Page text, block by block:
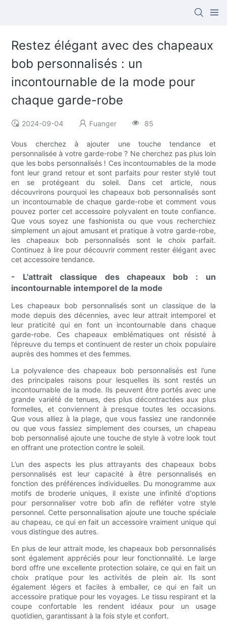
Restez élégant avec des chapeaux
bob personnalisés : un
incontournable de la mode pour
chaque garde-robe
2024-09-04 Fuanger 85
Vous cherchez à ajouter une touche tendance et
personnalisée à votre garde-robe ? Ne cherchez pas plus loin
que les bobs personnalisés ! Ces incontournables de la mode
font leur grand retour et sont parfaits pour rester stylé tout
en se protégeant du soleil. Dans cet article, nous
découvrirons pourquoi les chapeaux bob personnalisés sont
un incontournable de chaque garde-robe et comment vous
pouvez porter cet accessoire polyvalent en toute confiance.
Que vous soyez une fashionista ou que vous recherchiez
simplement un ajout amusant et pratique à votre garde-robe,
les chapeaux bob personnalisés sont le choix parfait.
Continuez à lire pour découvrir comment rester élégant avec
cet accessoire tendance.
- L'attrait classique des chapeaux bob : un
incontournable intemporel de la mode
Les chapeaux bob personnalisés sont un classique de la
mode depuis des décennies, avec leur attrait intemporel et
leur praticité qui en font un incontournable dans chaque
garde-robe. Ces chapeaux emblématiques ont résisté à
l’épreuve du temps et continuent de rester un choix populaire
auprès des hommes et des femmes.
La polyvalence des chapeaux bob personnalisés est l’une
des principales raisons pour lesquelles ils sont restés un
incontournable de la mode. Ils peuvent être portés avec une
grande variété de tenues, des plus décontractées aux plus
formelles, et conviennent à presque toutes les occasions.
Que vous alliez à la plage, que vous fassiez une randonnée
ou que vous fassiez simplement des courses, un chapeau
bob personnalisé ajoute une touche de style à votre look tout
en offrant une protection contre le soleil.
L’un des aspects les plus attrayants des chapeaux bobs
personnalisés est leur capacité à être personnalisés en
fonction des préférences individuelles. Du monogramme aux
motifs de broderie uniques, il existe une infinité d'options
pour personnaliser votre bob afin de refléter votre style
personnel. Cette personnalisation ajoute une touche spéciale
au chapeau, ce qui en fait un accessoire vraiment unique qui
vous distingue des autres.
En plus de leur attrait mode, les chapeaux bob personnalisés
sont également appréciés pour leur fonctionnalité. Le large
bord offre une excellente protection solaire, ce qui en fait un
choix pratique pour les activités de plein air. Ils sont
également légers et faciles à emballer, ce qui en fait un
accessoire pratique pour les voyages. Le tissu respirant et la
coupe confortable les rendent idéaux pour un usage
quotidien, garantissant à la fois style et confort.